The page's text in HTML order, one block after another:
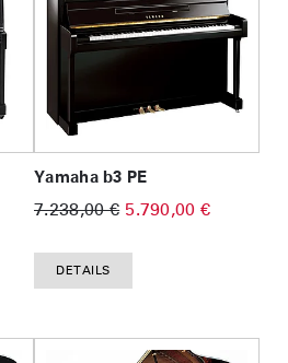
Yamaha b3 PE
7.238,00 € 5.790,00 €
DETAILS